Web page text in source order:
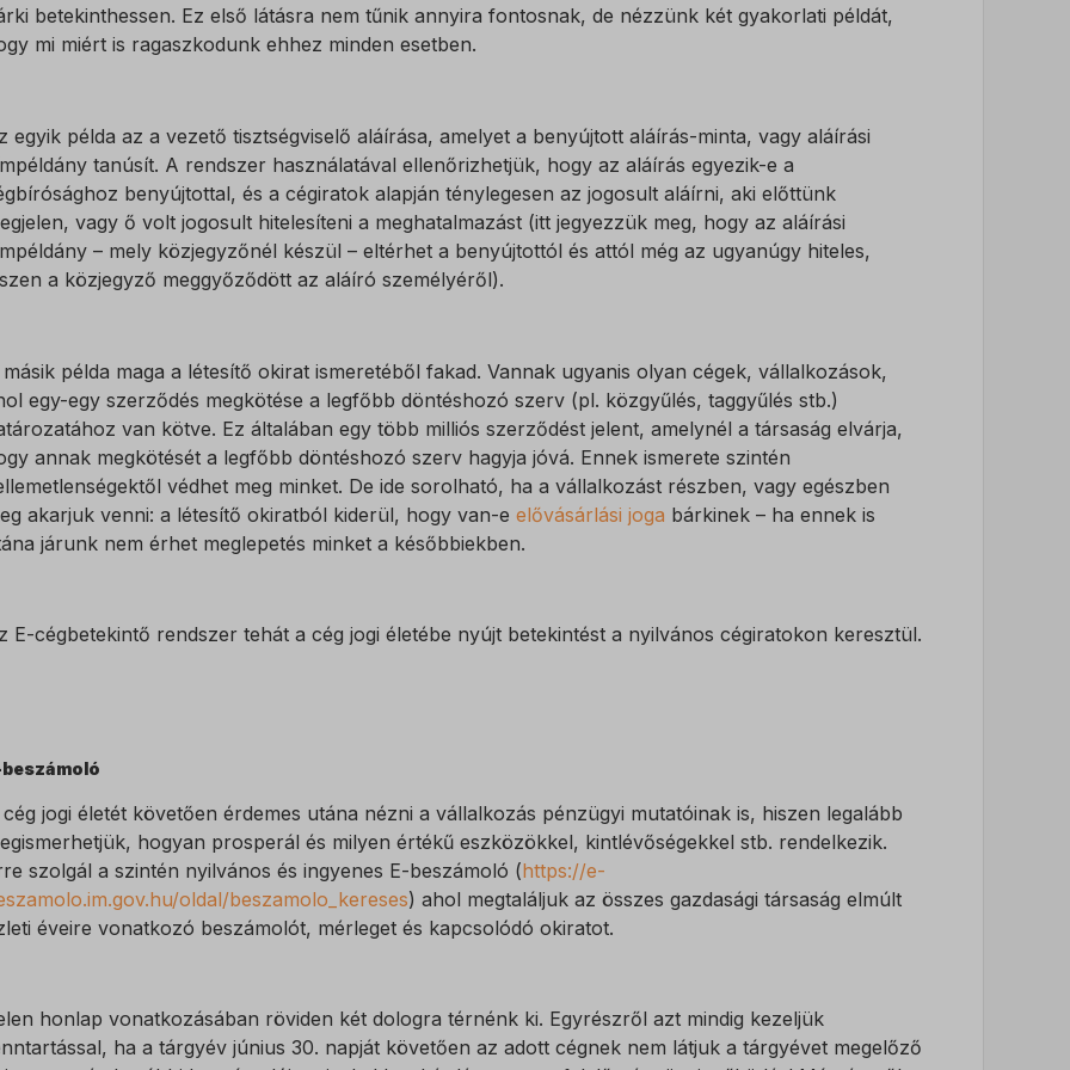
betekinthessen. Ez első látásra nem tűnik annyira fontosnak, de nézzünk két gyakorlati példát,
mi miért is ragaszkodunk ehhez minden esetben.
egyik példa az a vezető tisztségviselő aláírása, amelyet a benyújtott aláírás-minta, vagy aláírási
tanúsít. A rendszer használatával ellenőrizhetjük, hogy az aláírás egyezik-e a
benyújtottal, és a cégiratok alapján ténylegesen az jogosult aláírni, aki előttünk
vagy ő volt jogosult hitelesíteni a meghatalmazást (itt jegyezzük meg, hogy az aláírási
– mely közjegyzőnél készül – eltérhet a benyújtottól és attól még az ugyanúgy hiteles,
a közjegyző meggyőződött az aláíró személyéről).
példa maga a létesítő okirat ismeretéből fakad. Vannak ugyanis olyan cégek, vállalkozások,
egy-egy szerződés megkötése a legfőbb döntéshozó szerv (pl. közgyűlés, taggyűlés stb.)
van kötve. Ez általában egy több milliós szerződést jelent, amelynél a társaság elvárja,
annak megkötését a legfőbb döntéshozó szerv hagyja jóvá. Ennek ismerete szintén
védhet meg minket. De ide sorolható, ha a vállalkozást részben, vagy egészben
akarjuk venni: a létesítő okiratból kiderül, hogy van-e elővásárlási joga bárkinek – ha ennek is
járunk nem érhet meglepetés minket a későbbiekben.
E-cégbetekintő rendszer tehát a cég jogi életébe nyújt betekintést a nyilvános cégiratokon keresztül.
beszámoló
jogi életét követően érdemes utána nézni a vállalkozás pénzügyi mutatóinak is, hiszen legalább
hogyan prosperál és milyen értékű eszközökkel, kintlévőségekkel stb. rendelkezik.
szolgál a szintén nyilvános és ingyenes E-beszámoló (https://e-
oldal/beszamolo_kereses) ahol megtaláljuk az összes gazdasági társaság elmúlt
éveire vonatkozó beszámolót, mérleget és kapcsolódó okiratot.
honlap vonatkozásában röviden két dologra térnénk ki. Egyrészről azt mindig kezeljük
ha a tárgyév június 30. napját követően az adott cégnek nem látjuk a tárgyévet megelőző
*
minden olyan sütit, domaint és szolgáltatást magában foglal, amelyek nem
a megadott kategóriákba, vagy amelyeket nem kategorizáltak.